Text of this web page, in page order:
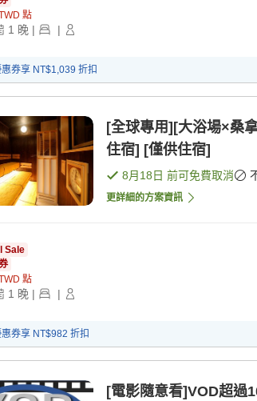
點
1 晚 | |
券享 NT$1,039 折扣
[全球專用][大浴場×桑
住宿] [僅供住宿]
8月18日 前可免費取消
更詳細的方案資訊
Sale
點
1 晚 | |
券享 NT$982 折扣
[電影隨意看]VOD超過